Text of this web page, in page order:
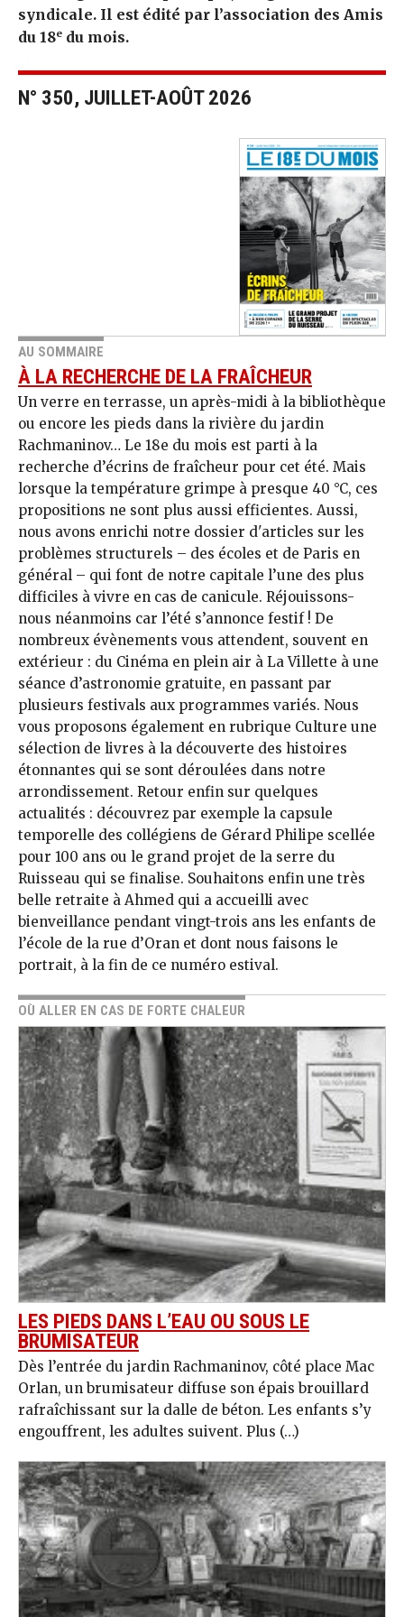
syndicale. Il est édité par l’association des Amis
du 18e du mois.
N° 350, JUILLET-AOÛT 2026
AU SOMMAIRE
À LA RECHERCHE DE LA FRAÎCHEUR
Un verre en terrasse, un après-midi à la bibliothèque
ou encore les pieds dans la rivière du jardin
Rachmaninov… Le 18e du mois est parti à la
recherche d’écrins de fraîcheur pour cet été. Mais
lorsque la température grimpe à presque 40 °C, ces
propositions ne sont plus aussi efficientes. Aussi,
nous avons enrichi notre dossier d'articles sur les
problèmes structurels – des écoles et de Paris en
général – qui font de notre capitale l’une des plus
difficiles à vivre en cas de canicule. Réjouissons-
nous néanmoins car l’été s’annonce festif ! De
nombreux évènements vous attendent, souvent en
extérieur : du Cinéma en plein air à La Villette à une
séance d’astronomie gratuite, en passant par
plusieurs festivals aux programmes variés. Nous
vous proposons également en rubrique Culture une
sélection de livres à la découverte des histoires
étonnantes qui se sont déroulées dans notre
arrondissement. Retour enfin sur quelques
actualités : découvrez par exemple la capsule
temporelle des collégiens de Gérard Philipe scellée
pour 100 ans ou le grand projet de la serre du
Ruisseau qui se finalise. Souhaitons enfin une très
belle retraite à Ahmed qui a accueilli avec
bienveillance pendant vingt-trois ans les enfants de
l’école de la rue d’Oran et dont nous faisons le
portrait, à la fin de ce numéro estival.
OÙ ALLER EN CAS DE FORTE CHALEUR
LES PIEDS DANS L’EAU OU SOUS LE
BRUMISATEUR
Dès l’entrée du jardin Rachmaninov, côté place Mac
Orlan, un brumisateur diffuse son épais brouillard
rafraîchissant sur la dalle de béton. Les enfants s’y
engouffrent, les adultes suivent. Plus (…)